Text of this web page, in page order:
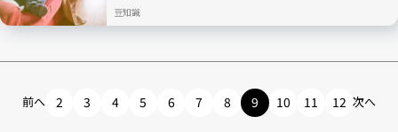
豆知識
前へ 2 3 4 5 6 7 8 9 10 11 12 次へ